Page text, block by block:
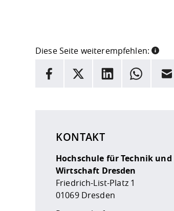
Diese Seite weiterempfehlen:
INFORMATION
Facebook
X LinkedInWhatsappE-Mail
KONTAKT
Hochschule für Technik und
Wirtschaft Dresden
Friedrich-List-Platz 1
01069 Dresden